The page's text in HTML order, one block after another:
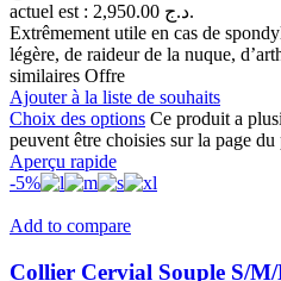
actuel est : 2,950.00 د.ج.
Extrêmement utile en cas de
légère, de raideur de la nuque,
similaires Offre
Ajouter à la liste de souhaits
Choix des options Ce produit a
peuvent être choisies sur la page
Aperçu rapide
-5%
Add to compare
Collier Cervial Souple S/